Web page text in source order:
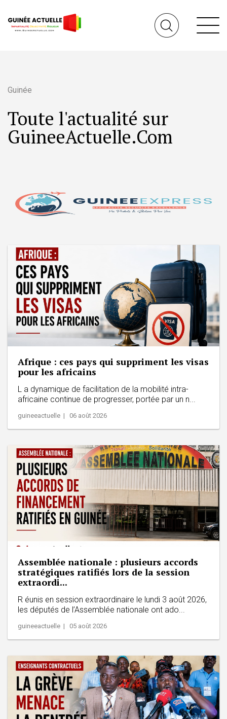
Guinée
Toute l'actualité sur
GuineeActuelle.Com
Afrique : ces pays qui suppriment les visas
pour les africains
L a dynamique de facilitation de la mobilité intra-
africaine continue de progresser, portée par un n...
guineeactuelle | 06 août 2026
Assemblée nationale : plusieurs accords
stratégiques ratifiés lors de la session
extraordi...
R éunis en session extraordinaire le lundi 3 août 2026,
les députés de l’Assemblée nationale ont ado...
guineeactuelle | 05 août 2026